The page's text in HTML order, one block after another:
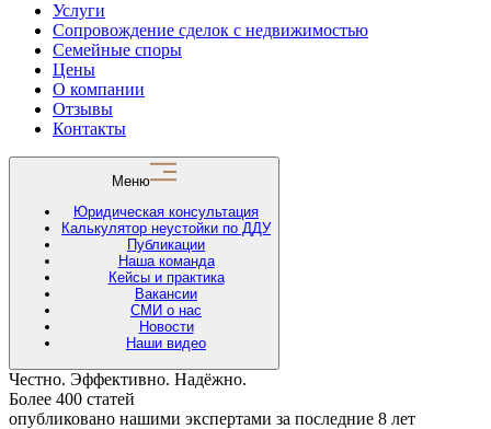
Услуги
Сопровождение сделок с недвижимостью
Семейные споры
Цены
О компании
Отзывы
Контакты
Меню
Юридическая консультация
Калькулятор неустойки по ДДУ
Публикации
Наша команда
Кейсы и практика
Вакансии
СМИ о нас
Новости
Наши видео
Честно. Эффективно. Надёжно.
Более 400 статей
опубликовано нашими экспертами за последние 8 лет